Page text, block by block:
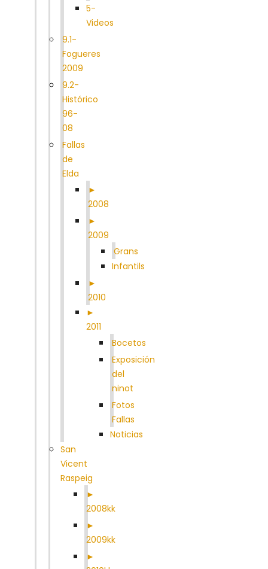
5-
Videos
9.1-
Fogueres
2009
9.2-
Histórico
96-
08
Fallas
de
Elda
►
2008
►
2009
Grans
Infantils
►
2010
►
2011
Bocetos
Exposición
del
ninot
Fotos
Fallas
Noticias
San
Vicent
Raspeig
►
2008kk
►
2009kk
►